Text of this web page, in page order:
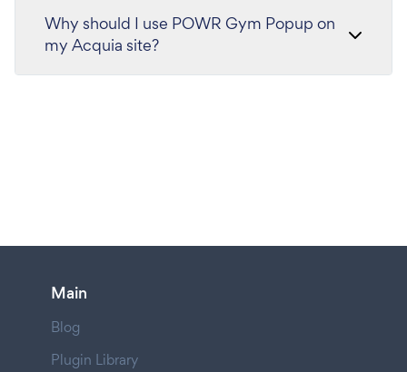
Why should I use POWR Gym Popup on
my Acquia site?
Main
Blog
Plugin Library